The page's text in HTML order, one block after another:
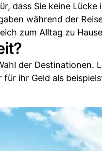
dass Sie keine Lücke
während der
zum Alltag zu
der Destinationen.
ihr Geld als